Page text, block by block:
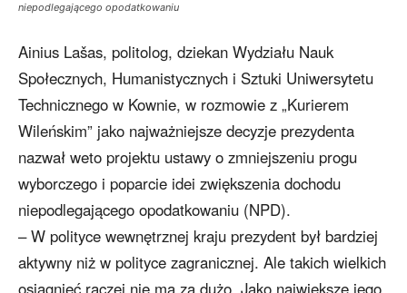
niepodlegającego opodatkowaniu
Ainius Lašas, politolog, dziekan Wydziału Nauk
Społecznych, Humanistycznych i Sztuki Uniwersytetu
Technicznego w Kownie, w rozmowie z „Kurierem
Wileńskim” jako najważniejsze decyzje prezydenta
nazwał weto projektu ustawy o zmniejszeniu progu
wyborczego i poparcie idei zwiększenia dochodu
niepodlegającego opodatkowaniu (NPD).
– W polityce wewnętrznej kraju prezydent był bardziej
aktywny niż w polityce zagranicznej. Ale takich wielkich
osiągnięć raczej nie ma za dużo. Jako największe jego